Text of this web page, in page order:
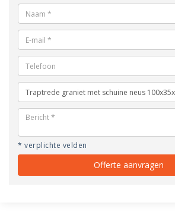
* verplichte velden
Offerte aanvragen